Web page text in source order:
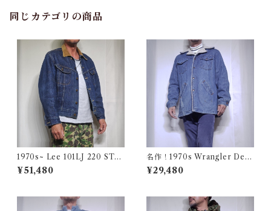
同じカテゴリの商品
1970s~ Lee 101LJ 220 STO
RM RIDER 44相当 / 濃い濃い
70年代 80年代 リー ストーム
¥51,480
名作！1970s Wrangler Deni
m Wrange Coat / ラングラー
デニム ボア ランチ コート 古
¥29,480